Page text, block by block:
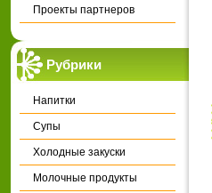
Проекты партнеров
Рубрики
Напитки
Супы
Холодные закуски
Молочные продукты